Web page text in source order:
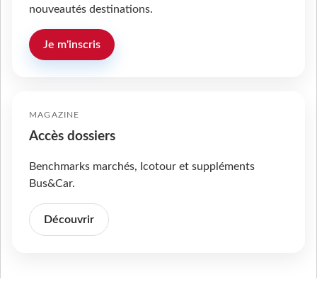
nouveautés destinations.
Je m'inscris
MAGAZINE
Accès dossiers
Benchmarks marchés, Icotour et suppléments
Bus&Car.
Découvrir